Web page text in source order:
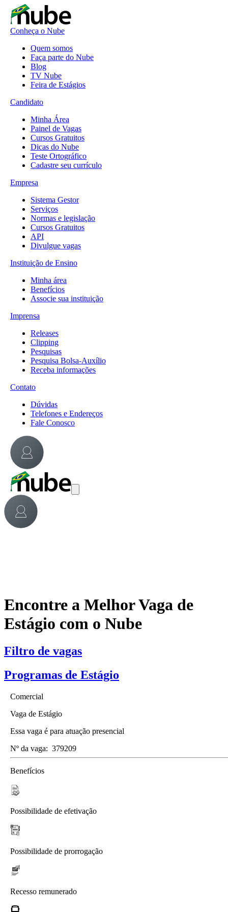
Conheça o Nube
Quem somos
Faça parte do Nube
Blog
TV Nube
Feira de Estágios
Candidato
Minha Área
Painel de Vagas
Cursos Gratuitos
Dicas do Nube
Teste Ortográfico
Cadastre seu currículo
Empresa
Sistema Gestor
Serviços
Normas e legislação
Cursos Gratuitos
API
Divulgue vagas
Instituição de Ensino
Minha área
Benefícios
Associe sua instituição
Imprensa
Releases
Clipping
Pesquisas
Pesquisa Bolsa-Auxílio
Receba informações
Contato
Dúvidas
Telefones e Endereços
Fale Conosco
Encontre a Melhor Vaga de
Estágio com o Nube
Filtro de vagas
Programas de Estágio
Comercial
Vaga de Estágio
Essa vaga é para atuação presencial
Nº da vaga: 379209
Benefícios
Possibilidade de efetivação
Possibilidade de prorrogação
Recesso remunerado